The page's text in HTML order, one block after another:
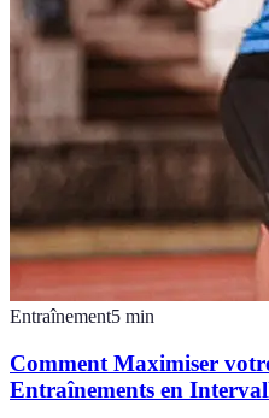
Entraînement5 min
Comment Maximiser
Entraînements en